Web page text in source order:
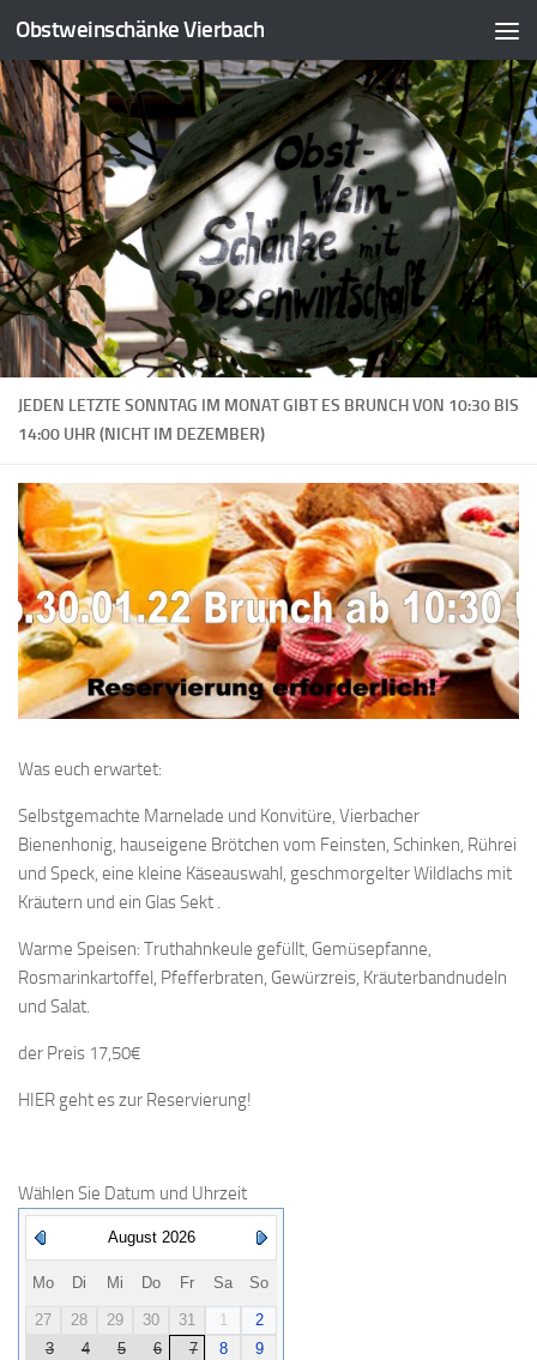
Obstweinschänke Vierbach
JEDEN LETZTE SONNTAG IM MONAT GIBT ES BRUNCH VON 10:30 BIS
14:00 UHR (NICHT IM DEZEMBER)
Was euch erwartet:
Selbstgemachte Marnelade und Konvitüre, Vierbacher
Bienenhonig, hauseigene Brötchen vom Feinsten, Schinken, Rührei
und Speck, eine kleine Käseauswahl, geschmorgelter Wildlachs mit
Kräutern und ein Glas Sekt .
Warme Speisen: Truthahnkeule gefüllt, Gemüsepfanne,
Rosmarinkartoffel, Pfefferbraten, Gewürzreis, Kräuterbandnudeln
und Salat.
der Preis 17,50€
HIER geht es zur Reservierung!
Wählen Sie Datum und Uhrzeit
August 2026
Mo Di Mi Do Fr Sa So
27 28 29 30 31 1
2
3
4 5 6 7 8
9